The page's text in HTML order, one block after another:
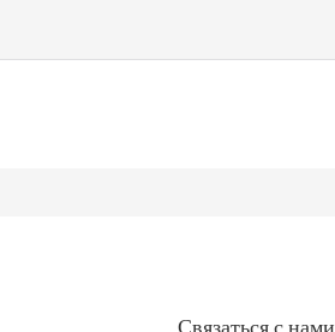
Связаться с нами